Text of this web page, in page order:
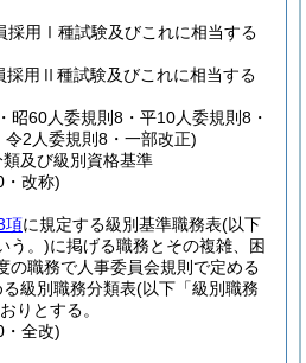
用Ⅰ種試験及びこれに相当する
用Ⅱ種試験及びこれに相当する
昭60人委規則8・平10人委規則8・
2人委規則8・一部改正)
及び級別資格基準
改称)
項に規定する級別基準職務表(以下
う。)に掲げる職務とその複雑、困
の職務で人事委員会規則で定める
る級別職務分類表(以下「級別職務
りとする。
全改)